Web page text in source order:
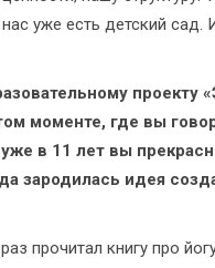
уже есть детский сад.
проекту
моменте, где вы
в 11 лет вы
зародилась идея
прочитал книгу про